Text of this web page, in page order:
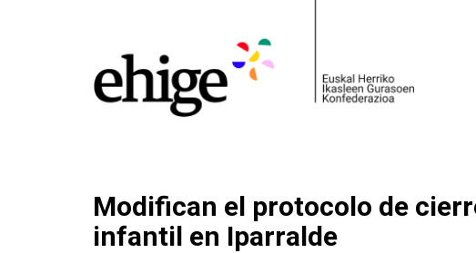
Modifican el protocolo de
infantil en Iparralde